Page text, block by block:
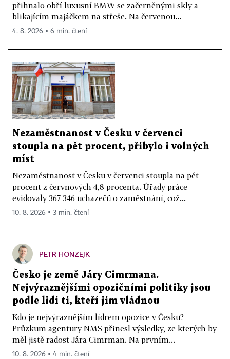
přihnalo obří luxusní BMW se začerněnými skly a
blikajícím majáčkem na střeše. Na červenou...
4. 8. 2026 ▪ 6 min. čtení
Nezaměstnanost v Česku v červenci
stoupla na pět procent, přibylo i volných
míst
Nezaměstnanost v Česku v červenci stoupla na pět
procent z červnových 4,8 procenta. Úřady práce
evidovaly 367 346 uchazečů o zaměstnání, což...
10. 8. 2026 ▪ 3 min. čtení
PETR HONZEJK
Česko je země Járy Cimrmana.
Nejvýraznějšími opozičními politiky jsou
podle lidí ti, kteří jim vládnou
Kdo je nejvýraznějším lídrem opozice v Česku?
Průzkum agentury NMS přinesl výsledky, ze kterých by
měl jistě radost Jára Cimrman. Na prvním...
10. 8. 2026 ▪ 4 min. čtení